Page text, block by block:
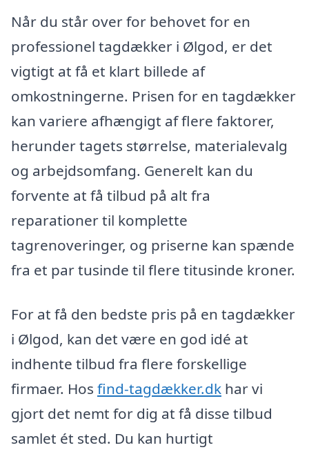
Når du står over for behovet for en
professionel tagdækker i Ølgod, er det
vigtigt at få et klart billede af
omkostningerne. Prisen for en tagdækker
kan variere afhængigt af flere faktorer,
herunder tagets størrelse, materialevalg
og arbejdsomfang. Generelt kan du
forvente at få tilbud på alt fra
reparationer til komplette
tagrenoveringer, og priserne kan spænde
fra et par tusinde til flere titusinde kroner.
For at få den bedste pris på en tagdækker
i Ølgod, kan det være en god idé at
indhente tilbud fra flere forskellige
firmaer. Hos find-tagdækker.dk har vi
gjort det nemt for dig at få disse tilbud
samlet ét sted. Du kan hurtigt